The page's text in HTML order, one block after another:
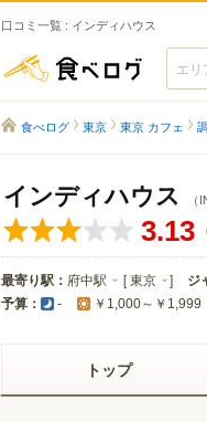
口コミ一覧 : インディハウス
食べログ
食べログ 東京 東京 カフェ
インディハウス
3.13
最寄り駅： 府中駅 [東京 ] ジ
予算： - ￥1,000～￥1,999
トップ